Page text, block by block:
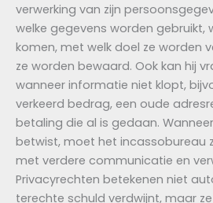
verwerking van zijn
welke gegevens worden gebruikt,
komen, met welk doel ze worden
ze worden bewaard. Ook kan hij
wanneer informatie niet klopt,
verkeerd bedrag, een oude
betaling die al is gedaan.
betwist, moet het incassobureau
met verdere communicatie en
Privacyrechten betekenen niet
terechte schuld verdwijnt, maar